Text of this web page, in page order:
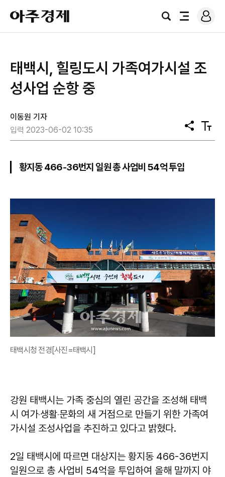
아
주
경
검
전
로
그
태백시, 힐링도시 가족여가시설 조
성사업 순항 중
이동원 기자
입력 2023-06-02 10:35
공
유
텍
스
황지동 466-36번지 일원 총 사업비 54억 투입
태백시청 전경[사진=태백시]
강원 태백시는 가족 중심의 열린 공간을 조성해 태백
시 여가‧생활‧문화의 새 거점으로 만들기 위한 가족여
가시설 조성사업을 추진하고 있다고 밝혔다.
2일 태백시에 따르면 대상지는 황지동 466-36번지
일원으로 총 사업비 54억을 투입하여 올해 말까지 야